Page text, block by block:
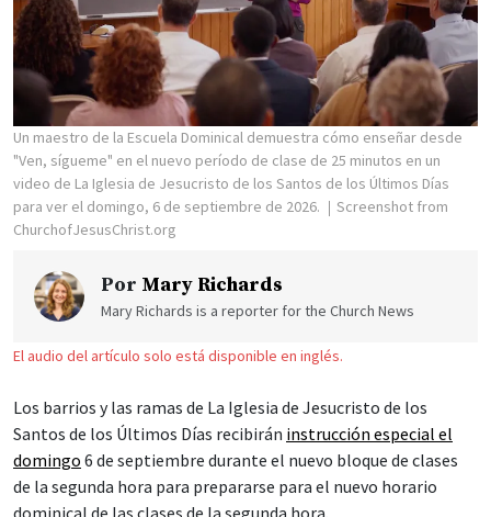
Un maestro de la Escuela Dominical demuestra cómo enseñar desde
"Ven, sígueme" en el nuevo período de clase de 25 minutos en un
video de La Iglesia de Jesucristo de los Santos de los Últimos Días
para ver el domingo, 6 de septiembre de 2026.
Screenshot from
ChurchofJesusChrist.org
Por Mary Richards
Mary Richards is a reporter for the Church News
El audio del artículo solo está disponible en inglés.
Los barrios y las ramas de La Iglesia de Jesucristo de los
Santos de los Últimos Días recibirán instrucción especial el
domingo 6 de septiembre durante el nuevo bloque de clases
de la segunda hora para prepararse para el nuevo horario